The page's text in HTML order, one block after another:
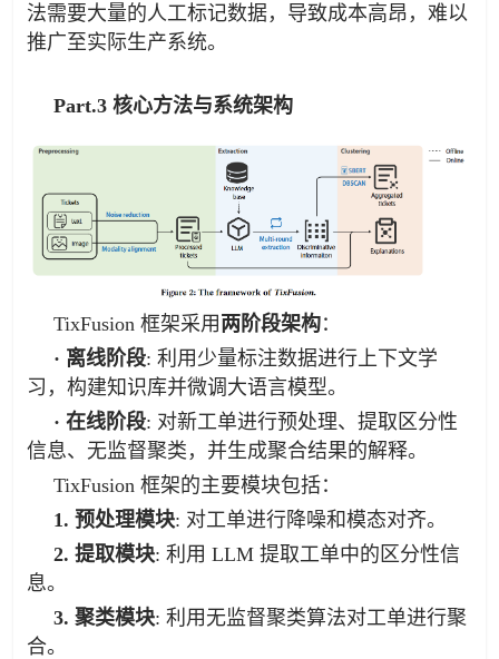
法需要大量的人工标记数据，导致成本高昂，难以
推广至实际生产系统。
Part.3 核心方法与系统架构
TixFusion 框架采用 两阶段架构：
· 离线阶段: 利用少量标注数据进行上下文学
习，构建知识库并微调大语言模型。
· 在线阶段: 对新工单进行预处理、提取区分性
信息、无监督聚类，并生成聚合结果的解释。
TixFusion 框架的主要模块包括：
1. 预处理模块: 对工单进行降噪和模态对齐。
2. 提取模块: 利用 LLM 提取工单中的区分性信
息。
3. 聚类模块: 利用无监督聚类算法对工单进行聚
合。